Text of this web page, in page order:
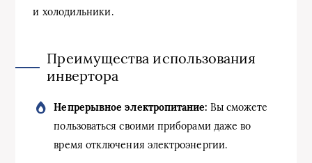
и холодильники.
Преимущества использования
инвертора
Непрерывное электропитание: Вы сможете
пользоваться своими приборами даже во
время отключения электроэнергии.